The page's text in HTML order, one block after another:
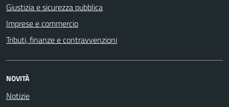
Giustizia e sicurezza pubblica
Imprese e commercio
Tributi, finanze e contravvenzioni
NOVITÀ
Notizie